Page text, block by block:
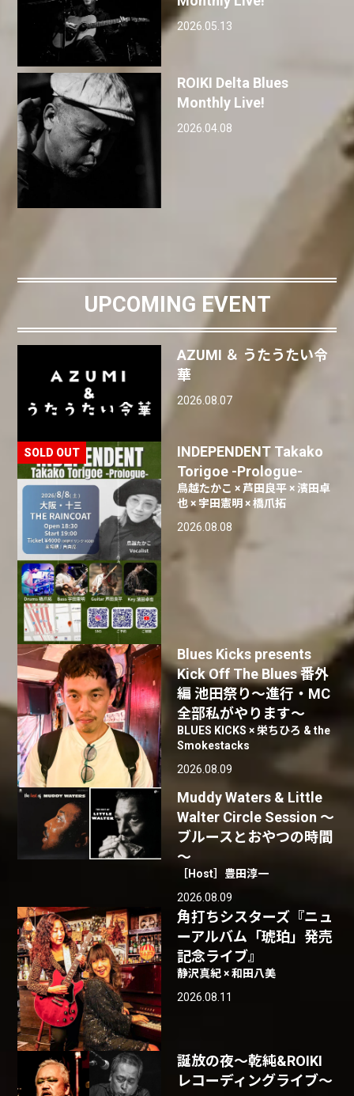
2026.05.13
ROIKI Delta Blues
Monthly Live!
2026.04.08
UPCOMING EVENT
AZUMI ＆ うたうたい令
華
2026.08.07
INDEPENDENT Takako
Torigoe -Prologue-
鳥越たかこ × 芦田良平 × 濱田卓
也 × 宇田憲明 × 橋爪拓
2026.08.08
Blues Kicks presents
Kick Off The Blues 番外
編 池田祭り〜進行・MC
全部私がやります〜
BLUES KICKS × 栄ちひろ & the
Smokestacks
2026.08.09
Muddy Waters & Little
Walter Circle Session ～
ブルースとおやつの時間
～
［Host］豊田淳一
2026.08.09
角打ちシスターズ『ニュ
ーアルバム「琥珀」発売
記念ライブ』
静沢真紀 × 和田八美
2026.08.11
誕放の夜〜乾純&ROIKI
レコーディングライブ〜